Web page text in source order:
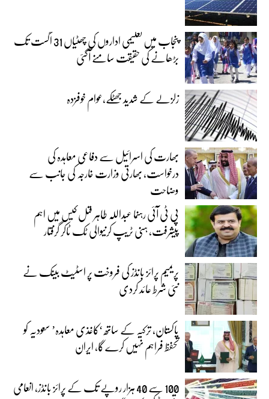
پنجاب میں تعلیمی اداروں کی چھٹیاں 31 اگست تک
بڑھانے کی حقیقت سامنے آگئی
زلزلے کے شدید جھٹکے،عوام خوفزدہ
بھارت کی اسرائیل سے دفاعی معاہدہ کی
درخواست، بھارتی وزارت خارجہ کی جانب سے
وضاحت
پی ٹی آئی رہنما عبداللہ طاہر قتل کیس میں اہم
پیشرفت، ہنی ٹریپ کرنیوالی ٹک ٹاکر گرفتار
پریمیم پرائز بانڈز کی فروخت پر اسٹیٹ بینک نے
نئی شرط عائد کردی
پاکستان، ترکیہ کے ساتھ ‘کاغذی معاہدہ’ سعودیہ کو
تحفظ فراہم نہیں کرے گا، ایران
100 سے 40 ہزار روپے تک کے پرائز بانڈز، انعامی